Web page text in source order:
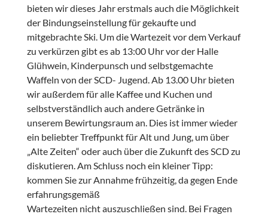
bieten wir dieses Jahr erstmals auch die Möglichkeit
der Bindungseinstellung für gekaufte und
mitgebrachte Ski. Um die Wartezeit vor dem Verkauf
zu verkürzen gibt es ab 13:00 Uhr vor der Halle
Glühwein, Kinderpunsch und selbstgemachte
Waffeln von der SCD- Jugend. Ab 13.00 Uhr bieten
wir außerdem für alle Kaffee und Kuchen und
selbstverständlich auch andere Getränke in
unserem Bewirtungsraum an. Dies ist immer wieder
ein beliebter Treffpunkt für Alt und Jung, um über
„Alte Zeiten“ oder auch über die Zukunft des SCD zu
diskutieren. Am Schluss noch ein kleiner Tipp:
kommen Sie zur Annahme frühzeitig, da gegen Ende
erfahrungsgemäß
Wartezeiten nicht auszuschließen sind. Bei Fragen